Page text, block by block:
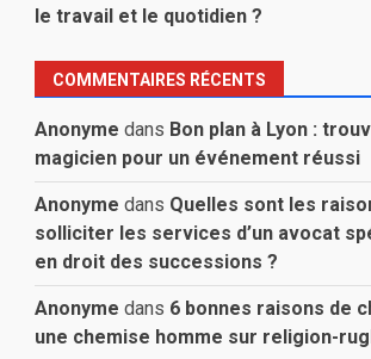
le travail et le quotidien ?
COMMENTAIRES RÉCENTS
Anonyme dans Bon plan à Lyon :
magicien pour un événement réussi
Anonyme dans Quelles sont les
solliciter les services d’un avocat
en droit des successions ?
Anonyme dans 6 bonnes raisons de
une chemise homme sur religion-